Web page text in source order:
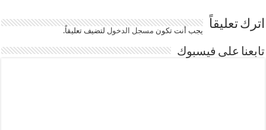
اترك تعليقاً يجب أنت تكون مسجل الدخوللتضيف تعليقاً.
تابعنا على فيسبوك